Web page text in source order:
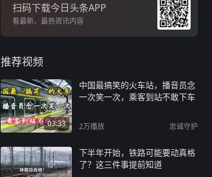
扫码下载今日头条APP
看最新、最热资讯内容
推荐视频
03:33
中国最搞笑的火车站，播音员念
一次笑一次，乘客到站不敢下车
2万播放 忠诚守护
下半年开始，铁路可能要动真格
了？这三件事提前知道